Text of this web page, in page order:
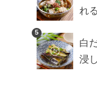
れ
5
白
浸し